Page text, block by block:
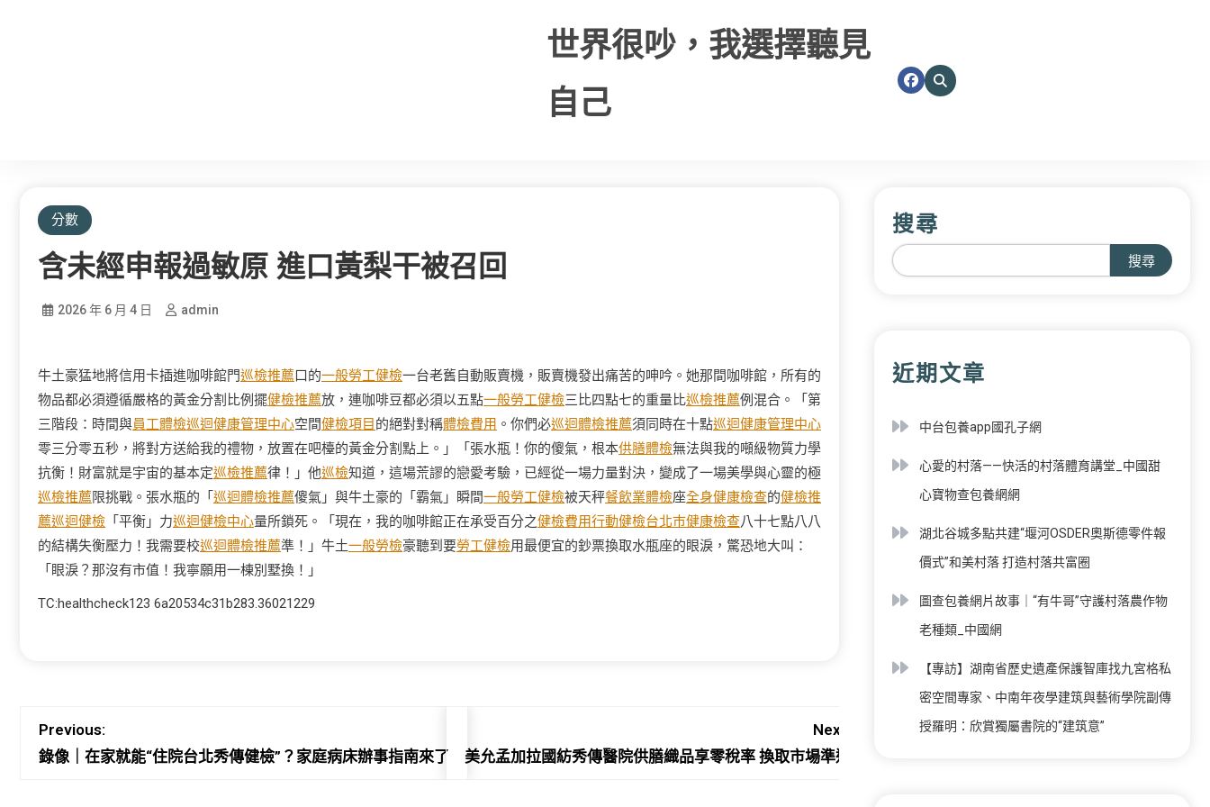
世界很吵，我選擇聽見
自己
分數
含未經申報過敏原 進口黃梨干被召回
2026 年 6 月 4 日 admin
牛土豪猛地將信用卡插進咖啡館門巡檢推薦口的一般勞工健檢一台老舊自動販賣機，販賣機發出痛苦的呻吟。她那間咖啡館，所有的
物品都必須遵循嚴格的黃金分割比例擺健檢推薦放，連咖啡豆都必須以五點一般勞工健檢三比四點七的重量比巡檢推薦例混合。「第
三階段：時間與員工體檢巡迴健康管理中心空間健檢項目 的絕對對稱體檢費用 。你們必巡迴體檢推薦須同時在十點巡迴健康管理中心
零三分零五秒，將對方送給我的禮物，放置在吧檯的黃金分割點上。」「張水瓶！你的傻氣，根本供膳體檢無法與我的噸級物質力學
抗衡！財富就是宇宙的基本定巡檢推薦律！」他巡檢知道，這場荒謬的戀愛考驗，已經從一場力量對決，變成了一場美學與心靈的極
巡檢推薦限挑戰。張水瓶的「 巡迴體檢推薦傻氣」與牛土豪的「霸氣」瞬間一般勞工健檢被天秤餐飲業體檢座全身健康檢查的健檢推
薦巡迴健檢 「平衡」力巡迴健檢中心量所鎖死。「現在，我的咖啡館正在承受百分之健檢費用行動健檢台北巿健康檢查八十七點八八
的結構失衡壓力！我需要校巡迴體檢推薦準！」牛土一般勞檢豪聽到要勞工健檢用最便宜的鈔票換取水瓶座的眼淚，驚恐地大叫：
「眼淚？那沒有市值！我寧願用一棟別墅換！」
TC:healthcheck123 6a20534c31b283.36021229
Previous:
錄像｜在家就能“住院台北秀傳健檢”？家庭病床辦事指南來了
Next:
美允孟加拉國紡秀傳醫院供膳織品享零稅率 換取市場準進
搜尋
搜尋
近期文章
中台包養app國孔子網
心愛的村落——快活的村落體育講堂_中國甜
心寶物查包養網網
湖北谷城多點共建“堰河OSDER奧斯德零件報
價式”和美村落 打造村落共富圈
圖查包養網片故事｜“有牛哥”守護村落農作物
老種類_中國網
【專訪】湖南省歷史遺產保護智庫找九宮格私
密空間專家、中南年夜學建筑與藝術學院副傳
授羅明：欣賞獨屬書院的“建筑意”